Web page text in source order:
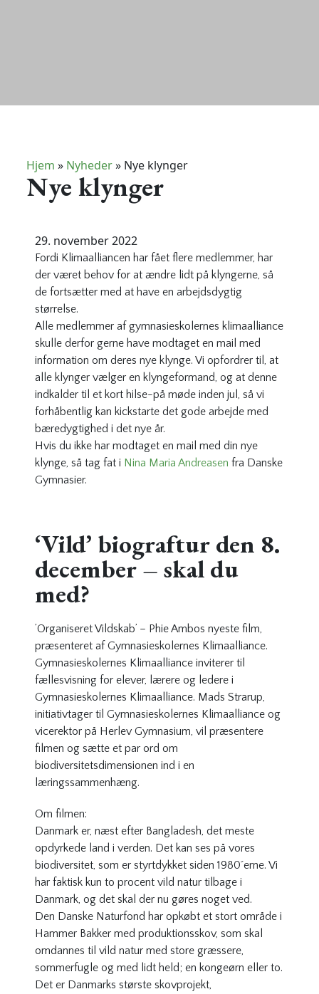
Hjem » Nyheder» Nye klynger
Nye klynger
29. november 2022
Fordi Klimaalliancen har fået flere medlemmer, har
der været behov for at ændre lidt på klyngerne, så
de fortsætter med at have en arbejdsdygtig
størrelse.
Alle medlemmer af gymnasieskolernes klimaalliance
skulle derfor gerne have modtaget en mail med
information om deres nye klynge. Vi opfordrer til, at
alle klynger vælger en klyngeformand, og at denne
indkalder til et kort hilse-på møde inden jul, så vi
forhåbentlig kan kickstarte det gode arbejde med
bæredygtighed i det nye år.
Hvis du ikke har modtaget en mail med din nye
klynge, så tag fat i Nina Maria Andreasen fra Danske
Gymnasier.
‘Vild’ biograftur den 8.
december – skal du
med?
’Organiseret Vildskab’ – Phie Ambos nyeste film,
præsenteret af Gymnasieskolernes Klimaalliance.
Gymnasieskolernes Klimaalliance inviterer til
fællesvisning for elever, lærere og ledere i
Gymnasieskolernes Klimaalliance. Mads Strarup,
initiativtager til Gymnasieskolernes Klimaalliance og
vicerektor på Herlev Gymnasium, vil præsentere
filmen og sætte et par ord om
biodiversitetsdimensionen ind i en
læringssammenhæng.
Om filmen:
Danmark er, næst efter Bangladesh, det meste
opdyrkede land i verden. Det kan ses på vores
biodiversitet, som er styrtdykket siden 1980´erne. Vi
har faktisk kun to procent vild natur tilbage i
Danmark, og det skal der nu gøres noget ved.
Den Danske Naturfond har opkøbt et stort område i
Hammer Bakker med produktionsskov, som skal
omdannes til vild natur med store græssere,
sommerfugle og med lidt held; en kongeørn eller to.
Det er Danmarks største skovprojekt,